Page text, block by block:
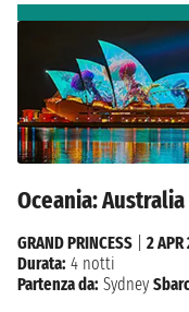
Oceania: Australia
GRAND PRINCESS
2 APR
Durata: 4 notti
Partenza da: Sydney